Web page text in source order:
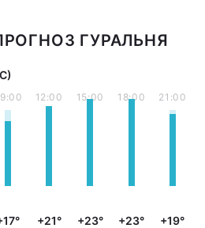
ГУРАЛЬНЯ
12:00
+21°
15:00
+23°
18:00
+23°
21:00
+19°